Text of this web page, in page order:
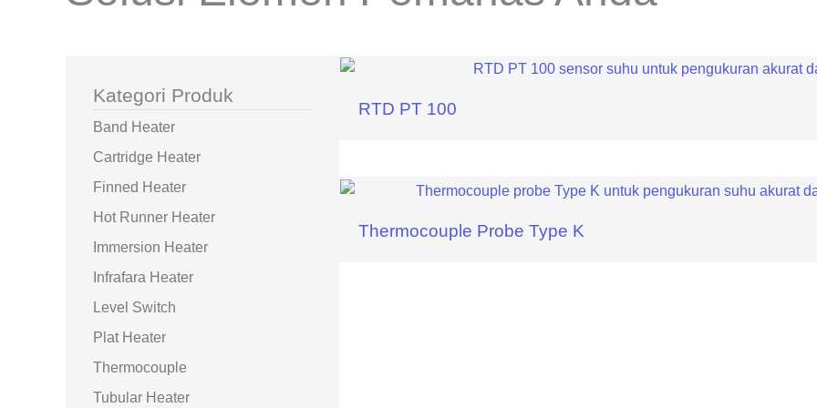
Kategori Produk
Band Heater
Cartridge Heater
Finned Heater
Hot Runner Heater
Immersion Heater
Infrafara Heater
Level Switch
Plat Heater
Thermocouple
Tubular Heater
RTD PT 100
Thermocouple Probe Type K